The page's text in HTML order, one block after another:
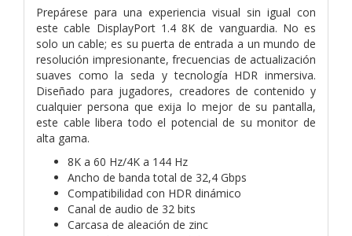
Prepárese para una experiencia visual sin igual con
este cable DisplayPort 1.4 8K de vanguardia. No es
solo un cable; es su puerta de entrada a un mundo de
resolución impresionante, frecuencias de actualización
suaves como la seda y tecnología HDR inmersiva.
Diseñado para jugadores, creadores de contenido y
cualquier persona que exija lo mejor de su pantalla,
este cable libera todo el potencial de su monitor de
alta gama.
8K a 60 Hz/4K a 144 Hz
Ancho de banda total de 32,4 Gbps
Compatibilidad con HDR dinámico
Canal de audio de 32 bits
Carcasa de aleación de zinc